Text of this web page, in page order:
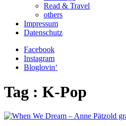
Read & Travel
others
Impressum
Datenschutz
Facebook
Instagram
Bloglovin‘
Tag : K-Pop